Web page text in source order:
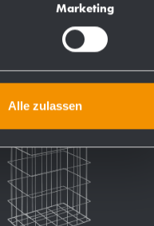
Marketing
Alle zulassen